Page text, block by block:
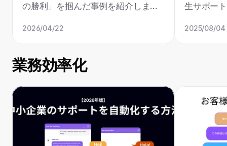
の勝利」を掴んだ事例を紹介しま
2026/04/22
生サポー
2025/08/04
業務効率化